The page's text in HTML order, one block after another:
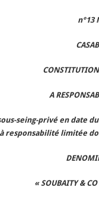
n°13
A
seing-privé en date
à responsabilité limitée
« SOUBAITY &